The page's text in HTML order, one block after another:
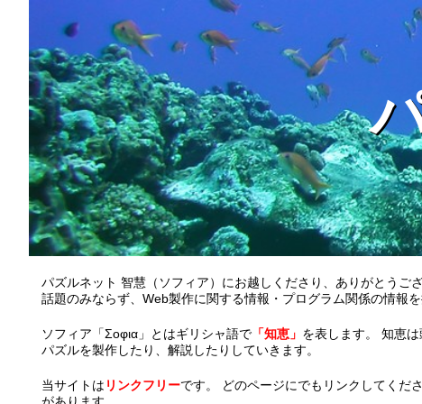
パズルネット 智慧（ソフィア）にお越しくださり、ありがとうご
話題のみならず、Web製作に関する情報・プログラム関係の情報を
ソフィア「Σοφια」とはギリシャ語で 「知恵」 を表します。 知恵
パズルを製作したり、解説したりしていきます。
当サイトは リンクフリーです。 どのページにでもリンクしてくだ